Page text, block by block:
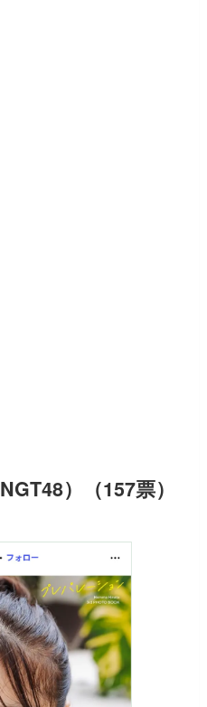
）（157票）